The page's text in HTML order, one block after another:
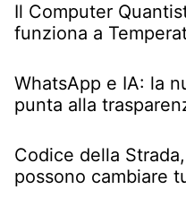
Il Computer
funziona a
WhatsApp e IA: la
punta alla
Codice della
possono cambiare